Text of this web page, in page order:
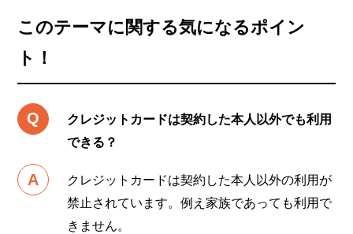
このテーマに関する気になるポイン
ト！
クレジットカードは契約した本人以外でも利用
できる？
クレジットカードは契約した本人以外の利用が
禁止されています。例え家族であっても利用で
きません。